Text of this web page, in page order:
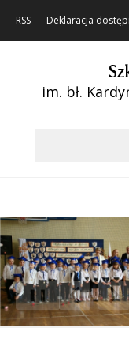
RSS Deklaracja
im. bł.
Poprzedni
❚❚